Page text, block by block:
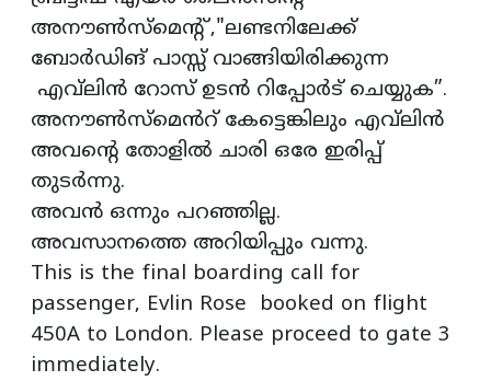
അനൗൺസ്‌മെന്റ് ,"ലണ്ടനിലേക്ക്
ബോർഡിങ് പാസ്സ് വാങ്ങിയിരിക്കുന്ന
എവ്‌ലിൻ റോസ് ഉടൻ റിപ്പോർട് ചെയ്യുക”.
അനൗൺസ്‌മെൻറ് കേട്ടെങ്കിലും എവ്‌ലിൻ
അവൻ്റെ തോളിൽ ചാരി ഒരേ ഇരിപ്പ്
തുടർന്നു.
അവൻ ഒന്നും പറഞ്ഞില്ല.
അവസാനത്തെ അറിയിപ്പും വന്നു.
This is the final boarding call for
passenger, Evlin Rose booked on flight
450A to London. Please proceed to gate 3
immediately.